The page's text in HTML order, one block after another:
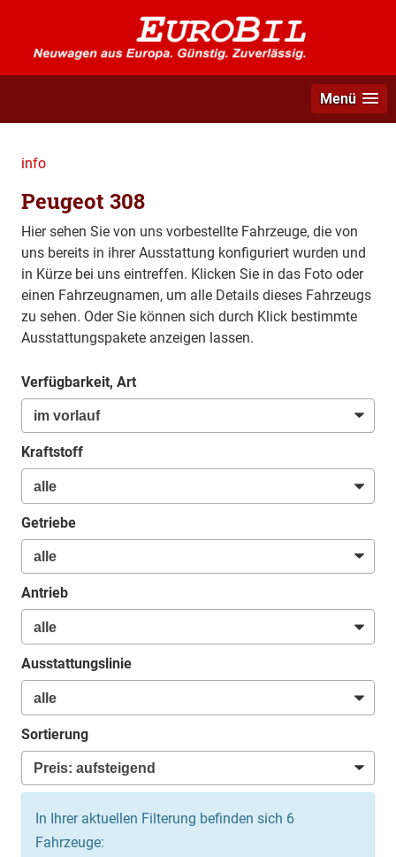
Menü
info
Peugeot 308
Hier sehen Sie von uns vorbestellte Fahrzeuge, die von
uns bereits in ihrer Ausstattung konfiguriert wurden und
in Kürze bei uns eintreffen. Klicken Sie in das Foto oder
einen Fahrzeugnamen, um alle Details dieses Fahrzeugs
zu sehen. Oder Sie können sich durch Klick bestimmte
Ausstattungspakete anzeigen lassen.
Verfügbarkeit, Art
Kraftstoff
Getriebe
Antrieb
Ausstattungslinie
Sortierung
In Ihrer aktuellen Filterung befinden sich 6
Fahrzeuge: